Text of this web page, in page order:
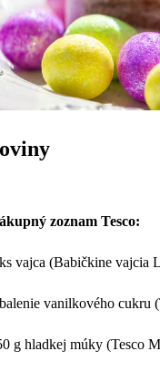
zoznam Tesco:
vajca (Babičkine vajcia
vanilkového cukru
g hladkej múky (Tesco